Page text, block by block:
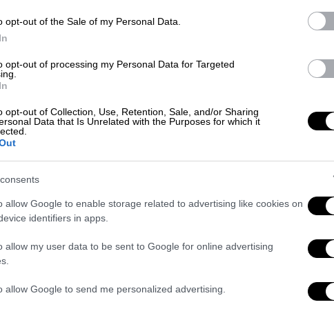
opt-out of the Sale of my Personal Data.
opt-out of processing my Personal Data for Targeted
opt-out of Collection, Use, Retention, Sale, and/or Sharing
Data that Is Unrelated with the Purposes for which it
allow Google to enable storage related to advertising like cookies on
identifiers in apps.
allow my user data to be sent to Google for online advertising
allow Google to send me personalized advertising.
σε υπόγειο